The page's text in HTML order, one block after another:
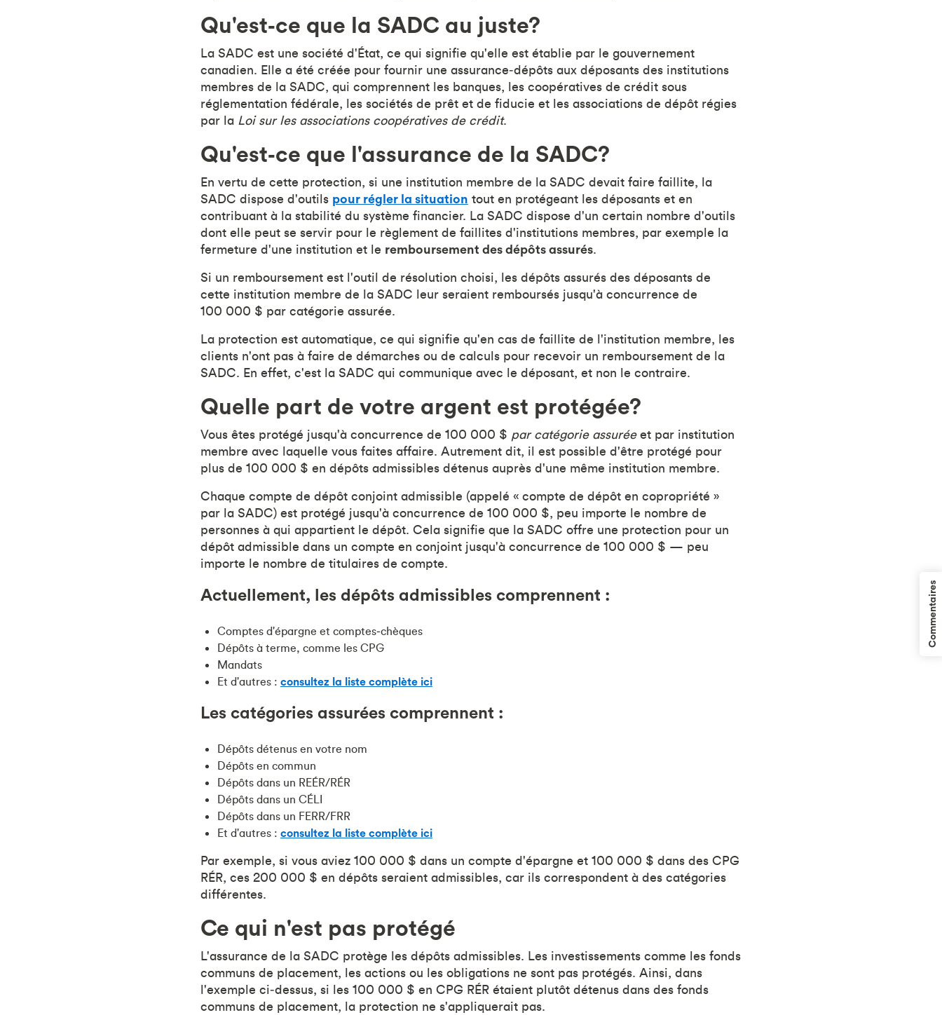
Qu'est‑ce que la SADC au juste?
La SADC est une société d'État, ce qui signifie qu'elle est établie par le gouvernement
canadien. Elle a été créée pour fournir une assurance‑dépôts aux déposants des institutions
membres de la SADC, qui comprennent les banques, les coopératives de crédit sous
réglementation fédérale, les sociétés de prêt et de fiducie et les associations de dépôt régies
par la Loi sur les associations coopératives de crédit.
Qu'est‑ce que l'assurance de la SADC?
En vertu de cette protection, si une institution membre de la SADC devait faire faillite, la
SADC dispose d'outils pour régler la situation tout en protégeant les déposants et en
contribuant à la stabilité du système financier. La SADC dispose d'un certain nombre d'outils
dont elle peut se servir pour le règlement de faillites d'institutions membres, par exemple la
fermeture d'une institution et le remboursement des dépôts assurés.
Si un remboursement est l'outil de résolution choisi, les dépôts assurés des déposants de
cette institution membre de la SADC leur seraient remboursés jusqu'à concurrence de
100 000 $ par catégorie assurée.
La protection est automatique, ce qui signifie qu'en cas de faillite de l'institution membre, les
clients n'ont pas à faire de démarches ou de calculs pour recevoir un remboursement de la
SADC. En effet, c'est la SADC qui communique avec le déposant, et non le contraire.
Quelle part de votre argent est protégée?
Vous êtes protégé jusqu'à concurrence de 100 000 $ par catégorie assuréeet par institution
membre avec laquelle vous faites affaire. Autrement dit, il est possible d'être protégé pour
plus de 100 000 $ en dépôts admissibles détenus auprès d'une même institution membre.
Chaque compte de dépôt conjoint admissible (appelé « compte de dépôt en copropriété »
par la SADC) est protégé jusqu'à concurrence de 100 000 $, peu importe le nombre de
personnes à qui appartient le dépôt. Cela signifie que la SADC offre une protection pour un
dépôt admissible dans un compte en conjoint jusqu'à concurrence de 100 000 $ — peu
importe le nombre de titulaires de compte.
Actuellement, les dépôts admissibles comprennent :
Comptes d'épargne et comptes‑chèques
Dépôts à terme, comme les CPG
Mandats
Et d'autres : consultez la liste complète ici
Les catégories assurées comprennent :
Dépôts détenus en votre nom
Dépôts en commun
Dépôts dans un REÉR/RÉR
Dépôts dans un CÉLI
Dépôts dans un FERR/FRR
Et d'autres : consultez la liste complète ici
Par exemple, si vous aviez 100 000 $ dans un compte d'épargne et 100 000 $ dans des CPG
RÉR, ces 200 000 $ en dépôts seraient admissibles, car ils correspondent à des catégories
différentes.
Ce qui n'est pas protégé
L'assurance de la SADC protège les dépôts admissibles. Les investissements comme les fonds
communs de placement, les actions ou les obligations ne sont pas protégés. Ainsi, dans
l'exemple ci‑dessus, si les 100 000 $ en CPG RÉR étaient plutôt détenus dans des fonds
communs de placement, la protection ne s'appliquerait pas.
Commentaires